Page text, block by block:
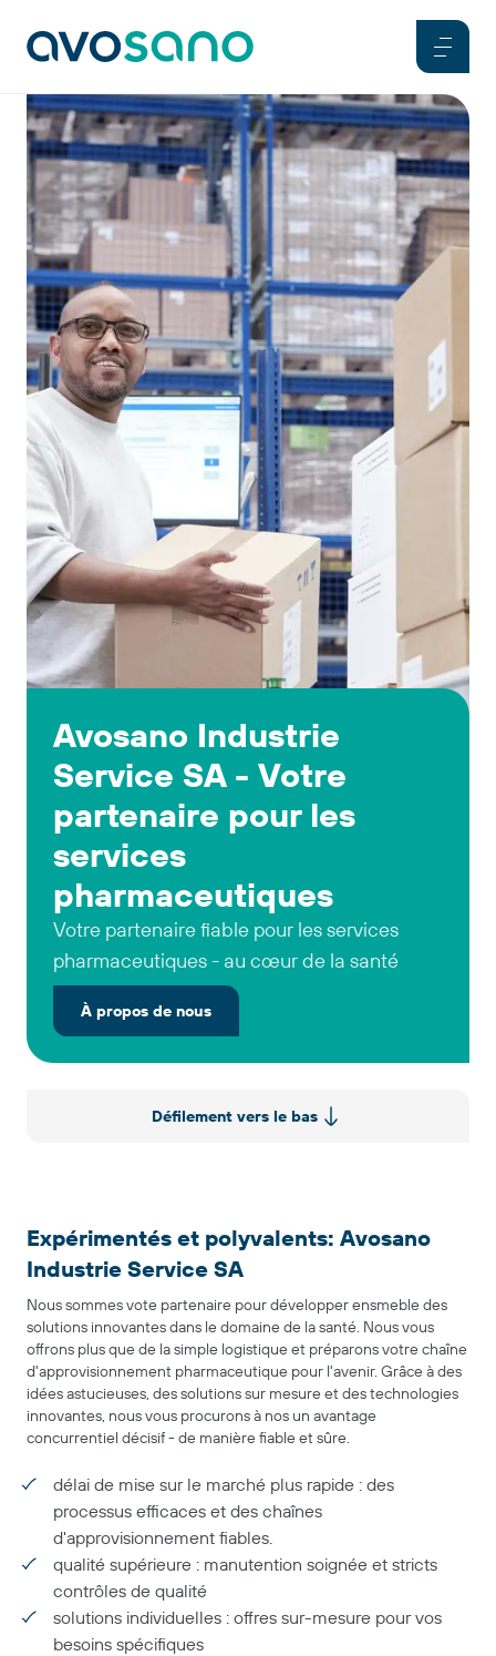
Avosano Industrie
Service SA - Votre
partenaire pour les
services
pharmaceutiques
Votre partenaire fiable pour les services
pharmaceutiques - au cœur de la santé
À propos de nous
Défilement vers le bas
Expérimentés et polyvalents: Avosano
Industrie Service SA
Nous sommes vote partenaire pour développer ensmeble des
solutions innovantes dans le domaine de la santé. Nous vous
offrons plus que de la simple logistique et préparons votre chaîne
d'approvisionnement pharmaceutique pour l'avenir. Grâce à des
idées astucieuses, des solutions sur mesure et des technologies
innovantes, nous vous procurons à nos un avantage
concurrentiel décisif - de manière fiable et sûre.
délai de mise sur le marché plus rapide : des
processus efficaces et des chaînes
d'approvisionnement fiables.
qualité supérieure : manutention soignée et stricts
contrôles de qualité
solutions individuelles : offres sur-mesure pour vos
besoins spécifiques